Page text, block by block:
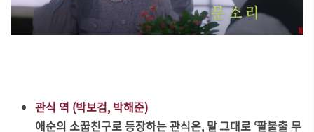
관식 역 (박보검, 박해준)
애순의 소꿉친구로 등장하는 관식은, 말 그대로 ‘팔불출 무